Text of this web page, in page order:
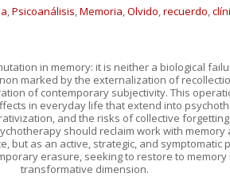
,Psicoanálisis,Memoria,Olvido,recuerdo,
in memory: it is neither a biological
marked by the externalization of
of contemporary subjectivity. This
in everyday life that extend into
and the risks of collective
should reclaim work with memory
but as an active, strategic, and symptomatic
erasure, seeking to restore to
transformative dimension.